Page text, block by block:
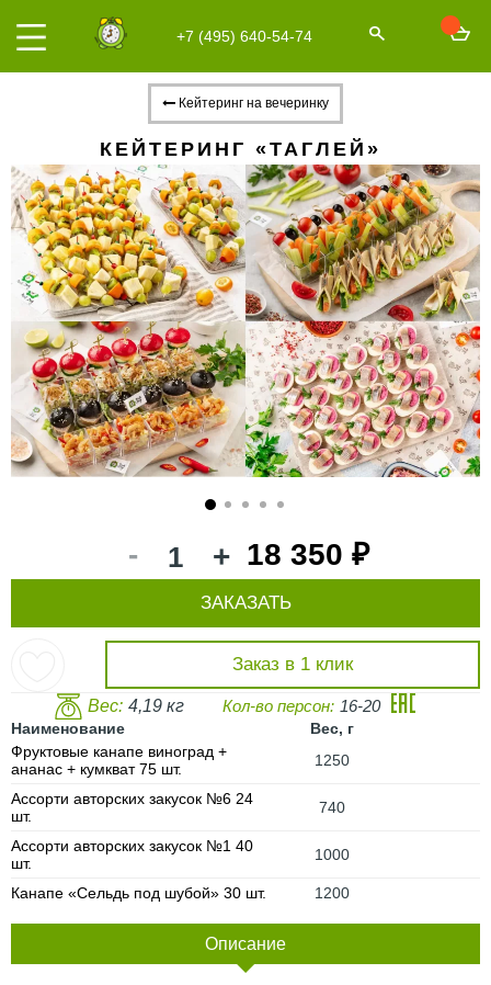
+7 (495) 640-54-74
Кейтеринг на вечеринку
КЕЙТЕРИНГ «ТАГЛЕЙ»
- + 18 350 ₽
Заказ в 1 клик
ЗАКАЗАТЬ
Вес: 4,19 кг Кол-во персон: 16-20
Наименование
Вес, г
Фруктовые канапе виноград +
ананас + кумкват 75 шт.
1250
Ассорти авторских закусок №6 24
шт.
740
Ассорти авторских закусок №1 40
шт.
1000
Канапе «Сельдь под шубой» 30 шт. 1200
Описание